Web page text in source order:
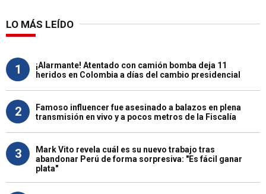
LO MÁS LEÍDO
1
¡Alarmante! Atentado con camión bomba deja 11
heridos en Colombia a días del cambio presidencial
2
Famoso influencer fue asesinado a balazos en plena
transmisión en vivo y a pocos metros de la Fiscalía
3
Mark Vito revela cuál es su nuevo trabajo tras
abandonar Perú de forma sorpresiva: "Es fácil ganar
plata"